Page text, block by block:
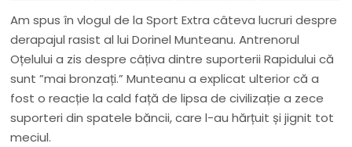
Am spus în vlogul de la Sport Extra câteva lucruri despre
derapajul rasist al lui Dorinel Munteanu. Antrenorul
Oțelului a zis despre câțiva dintre suporterii Rapidului că
sunt ”mai bronzați.” Munteanu a explicat ulterior că a
fost o reacție la cald față de lipsa de civilizație a zece
suporteri din spatele băncii, care l-au hărțuit și jignit tot
meciul.